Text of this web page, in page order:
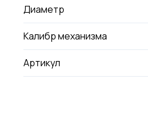
Диаметр
Калибр механизма
Артикул